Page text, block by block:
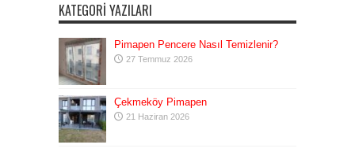
KATEGORI YAZILARI
Pimapen Pencere Nasıl Temizlenir?
27 Temmuz 2026
Çekmeköy Pimapen
21 Haziran 2026